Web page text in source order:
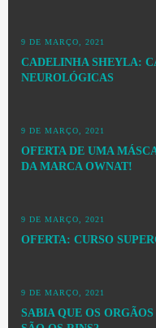
9 DE MARÇO, 2021
CADELINHA SHEYLA:
NEUROLÓGICAS
9 DE MARÇO, 2021
OFERTA DE UMA
DA MARCA OWNAT!
9 DE MARÇO, 2021
OFERTA: CURSO
9 DE MARÇO, 2021
SABIA QUE OS